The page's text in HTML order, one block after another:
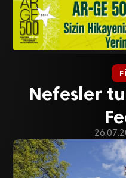
Nefesler